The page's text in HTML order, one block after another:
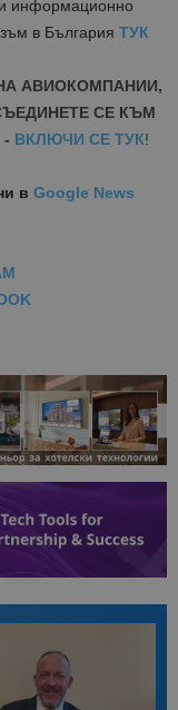
и информационно
в България ТУК
АВИОКОМПАНИИ,
СЕ КЪМ
- ВКЛЮЧИ СЕ ТУК!
в Google News